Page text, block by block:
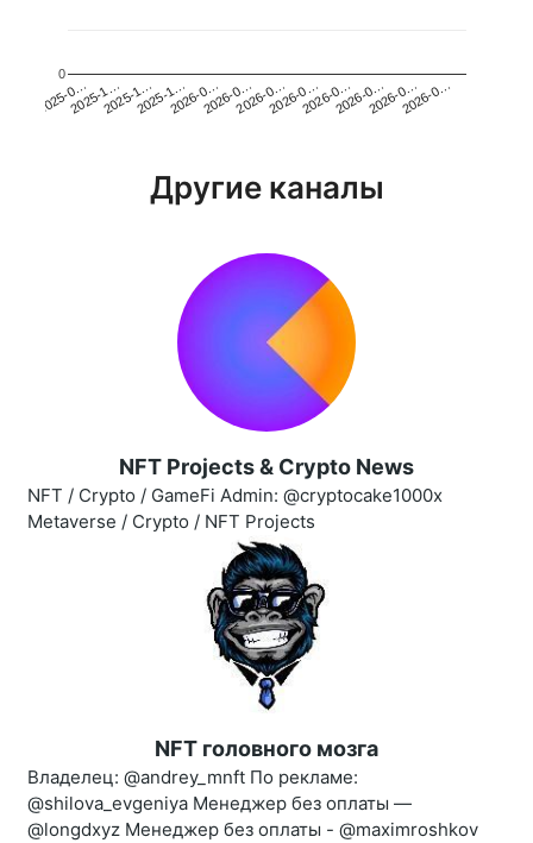
2025-0…2025-1…2025-1…2025-1…2026-0…2026-0…2026-0…2026-0…2026-0…2026-0…2026-0…2026-0…
0
Другие каналы
NFT Projects & Crypto News
NFT / Crypto / GameFi Admin: @cryptocake1000x
Metaverse / Crypto / NFT Projects
NFT головного мозга
Владелец: @andrey_mnft По рекламе:
@shilova_evgeniya Менеджер без оплаты —
@longdxyz Менеджер без оплаты - @maximroshkov